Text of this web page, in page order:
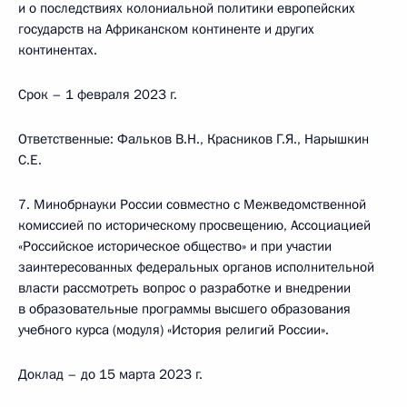
и о последствиях колониальной политики европейских
государств на Африканском континенте и других
континентах.
Срок – 1 февраля 2023 г.
Ответственные: Фальков В.Н., Красников Г.Я., Нарышкин
С.Е.
7. Минобрнауки России совместно с Межведомственной
комиссией по историческому просвещению, Ассоциацией
«Российское историческое общество» и при участии
заинтересованных федеральных органов исполнительной
власти рассмотреть вопрос о разработке и внедрении
в образовательные программы высшего образования
учебного курса (модуля) «История религий России».
Доклад – до 15 марта 2023 г.